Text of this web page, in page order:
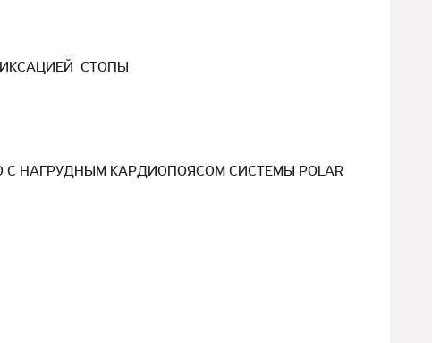
СТОПЫ
НАГРУДНЫМ КАРДИОПОЯСОМ СИСТЕМЫ POLAR